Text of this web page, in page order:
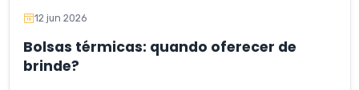
12 jun 2026
Bolsas térmicas: quando oferecer de
brinde?